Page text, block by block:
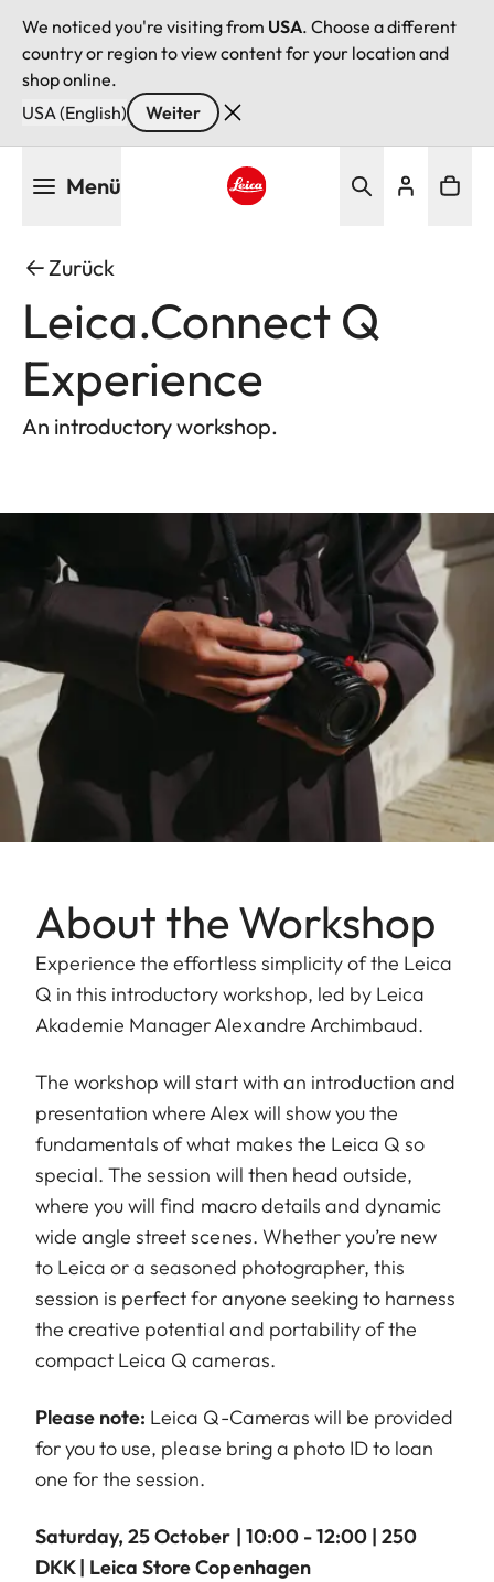
We noticed you're visiting from USA. Choose a different
country or region to view content for your location and
shop online.
USA (English)
Weiter
Menü
Zurück
Leica.Connect Q
Experience
An introductory workshop.
About the Workshop
Experience the effortless simplicity of the Leica
Q in this introductory workshop, led by Leica
Akademie Manager Alexandre Archimbaud.
The workshop will start with an introduction and
presentation where Alex will show you the
fundamentals of what makes the Leica Q so
special. The session will then head outside,
where you will find macro details and dynamic
wide angle street scenes. Whether you’re new
to Leica or a seasoned photographer, this
session is perfect for anyone seeking to harness
the creative potential and portability of the
compact Leica Q cameras.
Please note: Leica Q-Cameras will be provided
for you to use, please bring a photo ID to loan
one for the session.
Saturday, 25 October | 10:00 - 12:00 | 250
DKK | Leica Store Copenhagen